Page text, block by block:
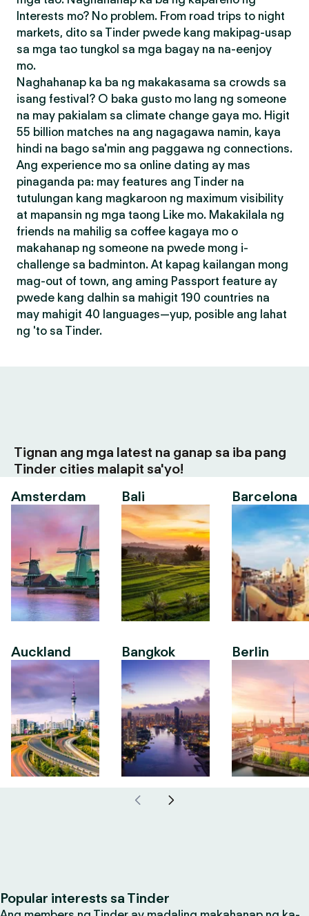
Interests mo? No problem. From road trips to night
markets, dito sa Tinder pwede kang makipag-usap
sa mga tao tungkol sa mga bagay na na-eenjoy
mo.
Naghahanap ka ba ng makakasama sa crowds sa
isang festival? O baka gusto mo lang ng someone
na may pakialam sa climate change gaya mo. Higit
55 billion matches na ang nagagawa namin, kaya
hindi na bago sa'min ang paggawa ng connections.
Ang experience mo sa online dating ay mas
pinaganda pa: may features ang Tinder na
tutulungan kang magkaroon ng maximum visibility
at mapansin ng mga taong Like mo. Makakilala ng
friends na mahilig sa coffee kagaya mo o
makahanap ng someone na pwede mong i-
challenge sa badminton. At kapag kailangan mong
mag-out of town, ang aming Passport feature ay
pwede kang dalhin sa mahigit 190 countries na
may mahigit 40 languages—yup, posible ang lahat
ng 'to sa Tinder.
Tignan ang mga latest na ganap sa iba pang
Tinder cities malapit sa'yo!
Amsterdam
Auckland
Bali
Bangkok
Barcelona
Berlin
Popular interests sa Tinder